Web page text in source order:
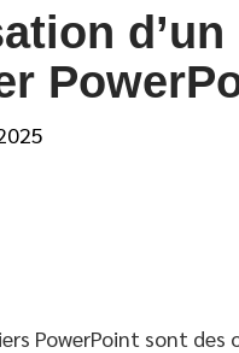
d’un
PowerPoint sont des